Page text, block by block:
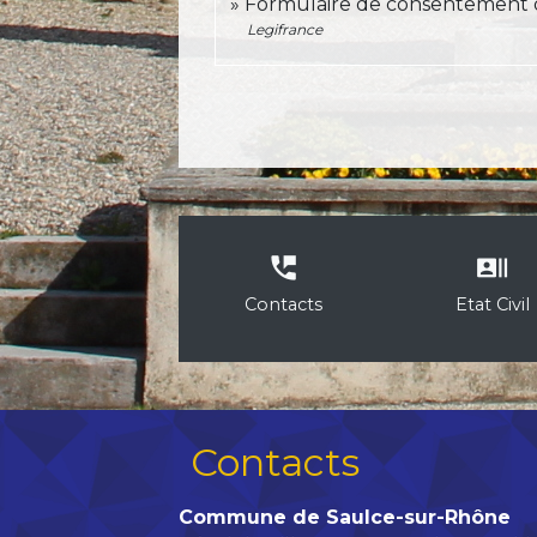
Legifrance
perm_phone_msg
Contacts
recent_actors
Etat Civil
Contacts
Commune de Saulce-sur-Rhône